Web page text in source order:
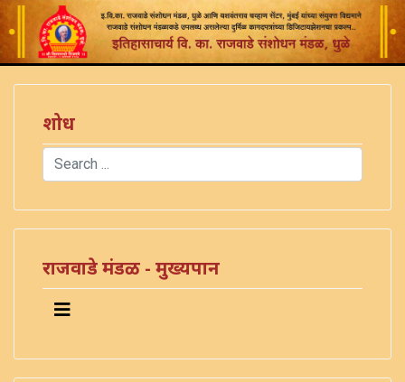
शोध
Search
राजवाडे मंडळ - मुख्यपान